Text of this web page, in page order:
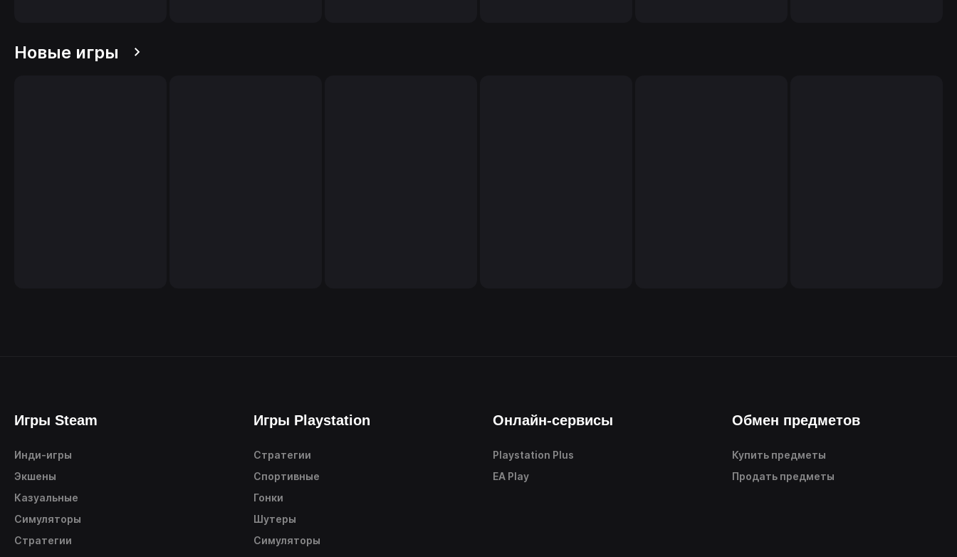
Новые игры
Игры Steam
Инди-игры
Экшены
Казуальные
Симуляторы
Стратегии
Игры Playstation
Стратегии
Спортивные
Гонки
Шутеры
Симуляторы
Онлайн-сервисы
Playstation Plus
EA Play
Обмен предметов
Купить предметы
Продать предметы